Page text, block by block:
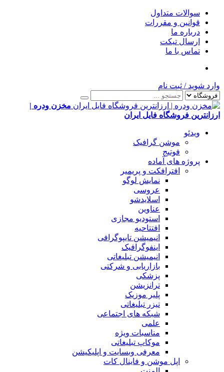
سوالات متداول
قوانین و مقررات
درباره ما
ارسال تیکت
تماس با ما
وارد شوید / ثبت نام
مخزن ودره |
ارزانترین فروشگاه فایل ایران
ویدئو
موشن گرافیک
فوتیج
پروژه های آماده
افترافکت و پریمیر
نمایش لوگو
عروسی
اسلایدشو
عناوین
استودیو مجازی
افتتاحیه
انیمیشن تایپوگرافی
اینفوگرافیک
انیمیشن تبلیغاتی
بازاریابی و شرکتی
پزشکی
ترانزیشن
پلیر موزیک
تیزر تبلیغاتی
شبکه های اجتماعی
علمی
مناسبات ویژه
موکاپ تبلیغاتی
معرفی وبسایت و اپلیکیشن
اپل موشن و فاینال کات